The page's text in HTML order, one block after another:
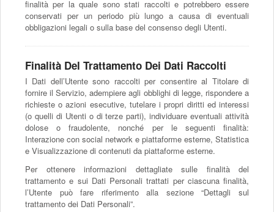
finalità per la quale sono stati raccolti e potrebbero essere
conservati per un periodo più lungo a causa di eventuali
obbligazioni legali o sulla base del consenso degli Utenti.
Finalità Del Trattamento Dei Dati Raccolti
I Dati dell’Utente sono raccolti per consentire al Titolare di
fornire il Servizio, adempiere agli obblighi di legge, rispondere a
richieste o azioni esecutive, tutelare i propri diritti ed interessi
(o quelli di Utenti o di terze parti), individuare eventuali attività
dolose o fraudolente, nonché per le seguenti finalità:
Interazione con social network e piattaforme esterne, Statistica
e Visualizzazione di contenuti da piattaforme esterne.
Per ottenere informazioni dettagliate sulle finalità del
trattamento e sui Dati Personali trattati per ciascuna finalità,
l’Utente può fare riferimento alla sezione “Dettagli sul
trattamento dei Dati Personali”.